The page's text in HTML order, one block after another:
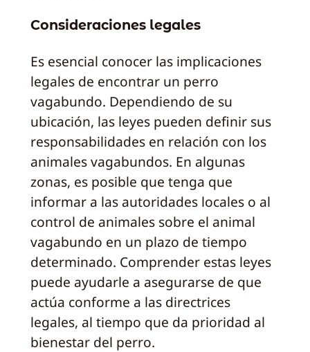
Consideraciones legales
Es esencial conocer las implicaciones
legales de encontrar un perro
vagabundo. Dependiendo de su
ubicación, las leyes pueden definir sus
responsabilidades en relación con los
animales vagabundos. En algunas
zonas, es posible que tenga que
informar a las autoridades locales o al
control de animales sobre el animal
vagabundo en un plazo de tiempo
determinado. Comprender estas leyes
puede ayudarle a asegurarse de que
actúa conforme a las directrices
legales, al tiempo que da prioridad al
bienestar del perro.